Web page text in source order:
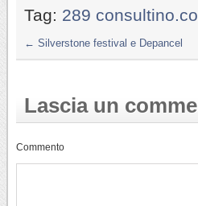
Tag: 289
← Silverstone festival e Depancel
Lascia un
Commento